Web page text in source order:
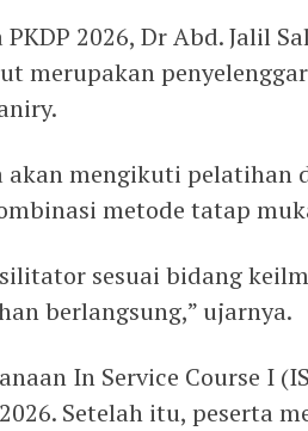
2026, Dr Abd. Jalil
merupakan
mengikuti pelatihan
metode tatap
sesuai bidang
berlangsung,” ujarnya.
In Service Course I
Setelah itu, peserta